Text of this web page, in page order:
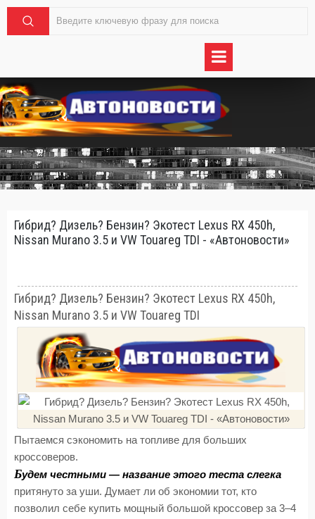
Гибрид? Дизель? Бензин? Экотест Lexus RX 450h,
Nissan Murano 3.5 и VW Touareg TDI - «Автоновости»
Гибрид? Дизель? Бензин? Экотест Lexus RX 450h,
Nissan Murano 3.5 и VW Touareg TDI
Пытаемся сэкономить на топливе для больших
кроссоверов.
Будем честными — название этого теста слегка
притянуто за уши. Думает ли об экономии тот, кто
позволил себе купить мощный большой кроссовер за 3–4